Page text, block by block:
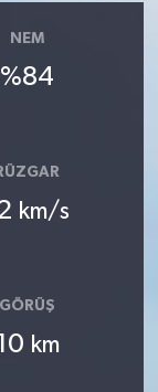
NEM
%84
km/s
GÖRÜŞ
km